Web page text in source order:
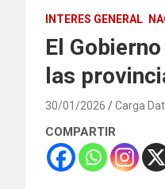
INTERES GENERAL
El
las
30/01/2026 Carga
COMPARTIR